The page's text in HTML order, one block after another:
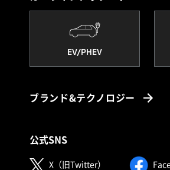
EV/PHEV
ブランド&テクノロジー
公式SNS
X（旧Twitter） （別ウィンドウ